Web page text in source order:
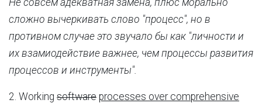
Не совсем адекватная замена, плюс морально
сложно вычеркивать слово "процесс", но в
противном случае это звучало бы как "личности и
их взамиодействие важнее, чем процессы развития
процессов и инструменты".
2. Working software processes over comprehensive